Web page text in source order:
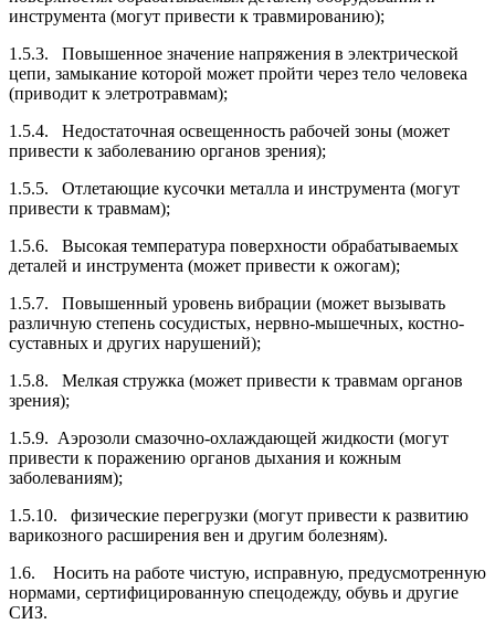
инструмента (могут привести к травмированию);
1.5.3. Повышенное значение напряжения в электрической
цепи, замыкание которой может пройти через тело человека
(приводит к элетротравмам);
1.5.4. Недостаточная освещенность рабочей зоны (может
привести к заболе­ванию органов зрения);
1.5.5. Отлетающие кусочки металла и инструмента (могут
привести к травмам);
1.5.6. Высокая температура поверхности обрабатываемых
деталей и инструмента (может привести к ожогам);
1.5.7. Повышенный уровень вибрации (может вызывать
различную степень сосудистых, нервно-мышечных, костно-
суставных и других нарушений);
1.5.8. Мелкая стружка (может привести к травмам органов
зрения);
1.5.9. Аэрозоли смазочно-охлаждающей жидкости (могут
привести к поражению органов дыхания и кожным
заболеваниям);
1.5.10. физические перегрузки (могут привести к развитию
варикозного расширения вен и другим болезням).
1.6. Носить на работе чистую, исправную, предусмотренную
нормами, сертифици­рованную спецодежду, обувь и другие
СИЗ.